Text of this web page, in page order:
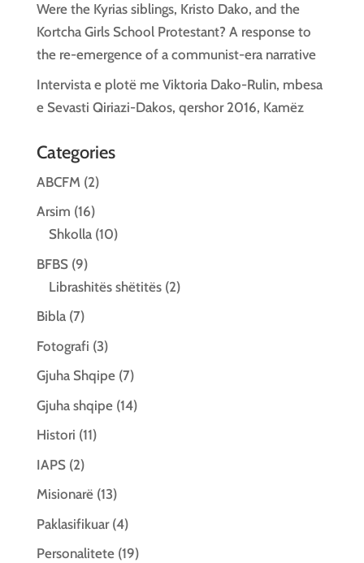
Were the Kyrias siblings, Kristo Dako, and the
Kortcha Girls School Protestant? A response to
the re-emergence of a communist-era narrative
Intervista e plotë me Viktoria Dako-Rulin, mbesa
e Sevasti Qiriazi-Dakos, qershor 2016, Kamëz
Categories
ABCFM (2)
Arsim (16)
Shkolla(10)
BFBS(9)
Librashitës shëtitës(2)
Bibla(7)
Fotografi (3)
Gjuha Shqipe(7)
Gjuha shqipe(14)
Histori (11)
IAPS(2)
Misionarë(13)
Paklasifikuar(4)
Personalitete(19)